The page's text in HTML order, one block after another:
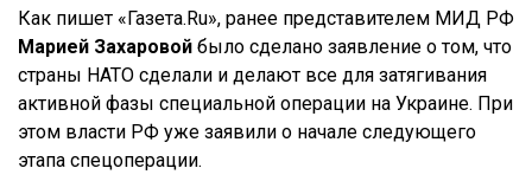
Как пишет «Газета.Ru», ранее представителем МИД РФ
Марией Захаровой было сделано заявление о том, что
страны НАТО сделали и делают все для затягивания
активной фазы специальной операции на Украине. При
этом власти РФ уже заявили о начале следующего
этапа спецоперации.